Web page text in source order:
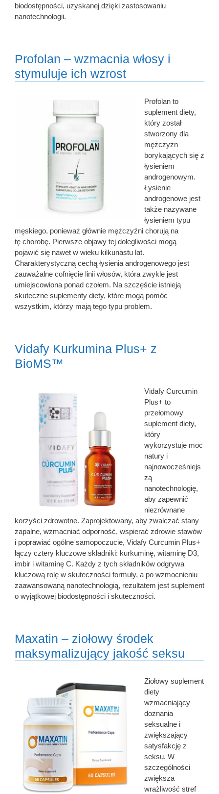
biodostępności, uzyskanej dzięki zastosowaniu
nanotechnologii.
Profolan – wzmacnia włosy i
stymuluje ich wzrost
Profolan to
suplement diety,
który został
stworzony dla
mężczyzn
borykających się z
łysieniem
androgenowym.
Łysienie
androgenowe jest
także nazywane
łysieniem typu
męskiego, ponieważ głównie mężczyźni chorują na
tę chorobę. Pierwsze objawy tej dolegliwości mogą
pojawić się nawet w wieku kilkunastu lat.
Charakterystyczną cechą łysienia androgenowego jest
zauważalne cofnięcie linii włosów, która zwykle jest
umiejscowiona ponad czołem. Na szczęście istnieją
skuteczne suplementy diety, które mogą pomóc
wszystkim, którzy mają tego typu problem.
Vidafy Kurkumina Plus+ z
BioMS™
Vidafy Curcumin
Plus+ to
przełomowy
suplement diety,
który
wykorzystuje moc
natury i
najnowocześniejs
zą
nanotechnologię,
aby zapewnić
niezrównane
korzyści zdrowotne. Zaprojektowany, aby zwalczać stany
zapalne, wzmacniać odporność, wspierać zdrowie stawów
i poprawiać ogólne samopoczucie, Vidafy Curcumin Plus+
łączy cztery kluczowe składniki: kurkuminę, witaminę D3,
imbir i witaminę C. Każdy z tych składników odgrywa
kluczową rolę w skuteczności formuły, a po wzmocnieniu
zaawansowaną nanotechnologią, rezultatem jest suplement
o wyjątkowej biodostępności i skuteczności.
Maxatin – ziołowy środek
maksymalizujący jakość seksu
Ziołowy suplement
diety
wzmacniający
doznania
seksualne i
zwiększający
satysfakcję z
seksu. W
szczególności
zwiększa
wrażliwość stref